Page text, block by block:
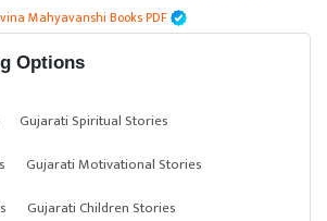
Mahyavanshi Books PDF
Options
Gujarati Spiritual Stories
Gujarati Motivational Stories
Gujarati Children Stories